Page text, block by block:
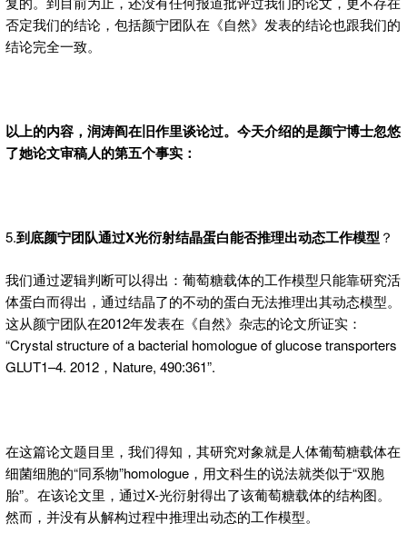
否定我们的结论，包括颜宁团队在《自然》发表的结论也跟我们的
结论完全一致。
以上的内容，润涛阎在旧作里谈论过。今天介绍的是颜宁博士忽悠
了她论文审稿人的第五个事实：
5.到底颜宁团队通过X光衍射结晶蛋白能否推理出动态工作模型 ？
我们通过逻辑判断可以得出：葡萄糖载体的工作模型只能靠研究活
体蛋白而得出，通过结晶了的不动的蛋白无法推理出其动态模型。
这从颜宁团队在2012年发表在《自然》杂志的论文所证实：
“Crystal structure of a bacterial homologue of glucose transporters
GLUT1–4. 2012，Nature, 490:361”.
在这篇论文题目里，我们得知，其研究对象就是人体葡萄糖载体在
细菌细胞的“同系物”homologue，用文科生的说法就类似于“双胞
胎”。在该论文里，通过X-光衍射得出了该葡萄糖载体的结构图。
然而，并没有从解构过程中推理出动态的工作模型。